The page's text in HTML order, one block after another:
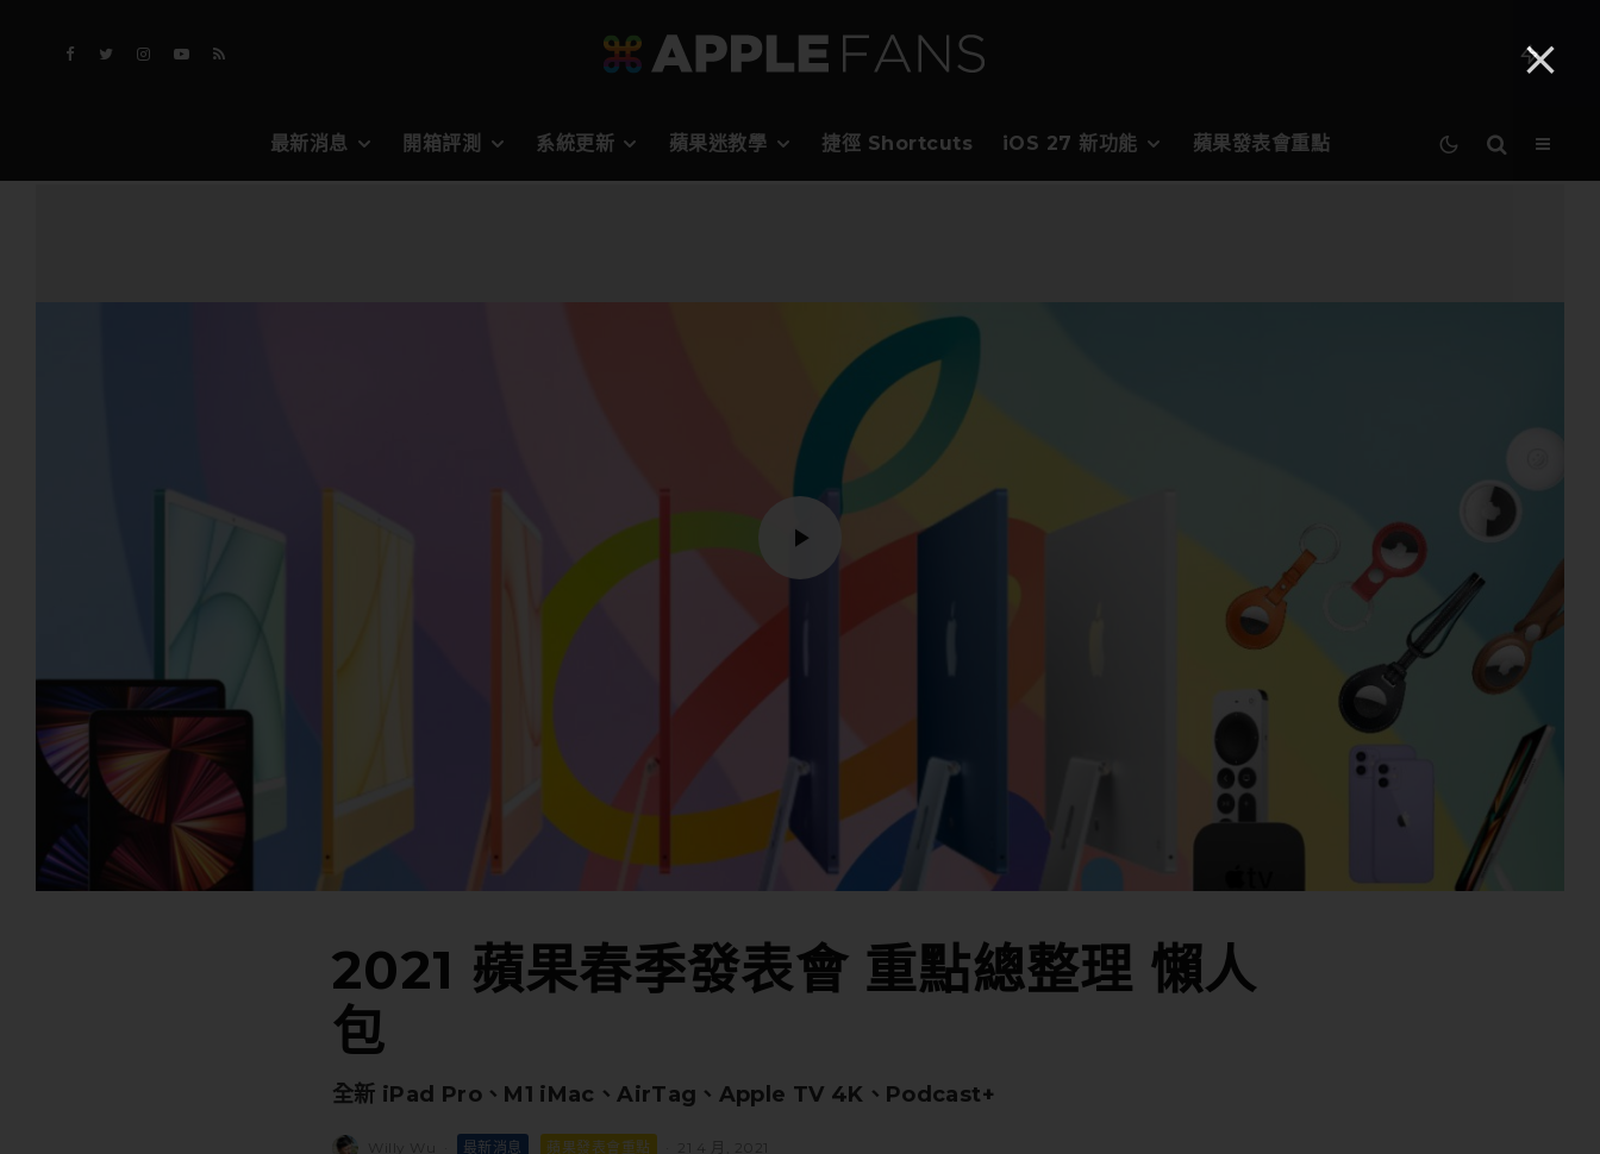
最新消息 開箱評測 系統更新 蘋果迷教學 捷徑 Shortcuts iOS 27 新功能 蘋果發表會重點
2021 蘋果春季發表會 重點總整理 懶人
包
全新 iPad Pro、M1 iMac、AirTag、Apple TV 4K、Podcast+
Willy Wu 最新消息 蘋果發表會重點 21 4 月, 2021